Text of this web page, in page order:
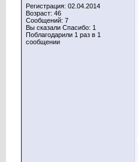
Регистрация: 02.04.2014
Возраст: 46
Сообщений: 7
Вы сказали Спасибо: 1
Поблагодарили 1 раз в 1
сообщении